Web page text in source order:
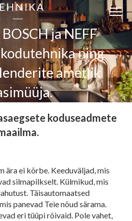
Close
EST ENG
WESSE DISAIN
PARTNERITE DISAIN
TEHNIKA
MEIST
BLOGI/UUDISED
TELLIDA MÖÖBLIT?
ja NEFF
ning
ametlik
koduseadmete
ära ei kõrbe. Keeduväljad, mis
silmapilkselt. Külmikud, mis
Täisautomaatsed
panevad Teie nõud särama.
eri tüüpi rõivaid. Pole vahet,